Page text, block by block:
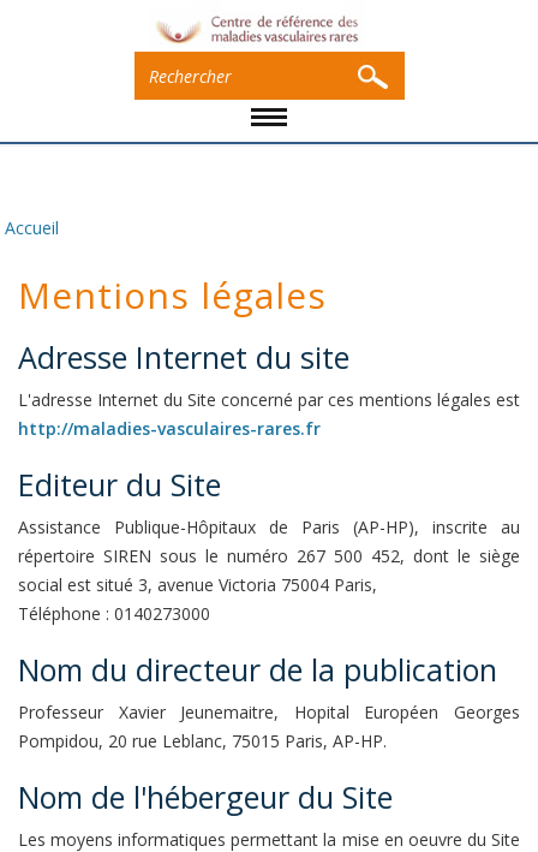
Accueil
Mentions légales
Adresse Internet du site
L'adresse Internet du Site concerné par ces mentions légales est
http://maladies-vasculaires-rares.fr
Editeur du Site
Assistance Publique-Hôpitaux de Paris (AP-HP), inscrite au
répertoire SIREN sous le numéro 267 500 452, dont le siège
social est situé 3, avenue Victoria 75004 Paris,
Téléphone : 0140273000
Nom du directeur de la publication
Professeur Xavier Jeunemaitre, Hopital Européen Georges
Pompidou, 20 rue Leblanc, 75015 Paris, AP-HP.
Nom de l'hébergeur du Site
Les moyens informatiques permettant la mise en oeuvre du Site